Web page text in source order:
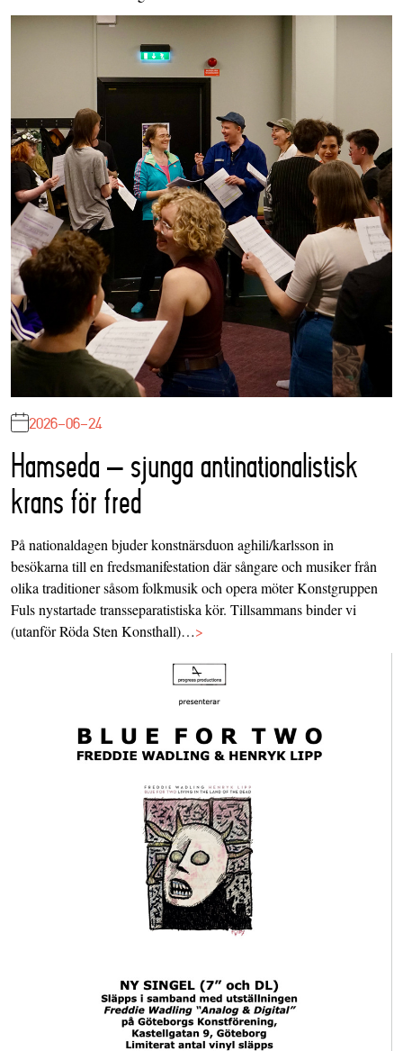
2026-06-24
Hamseda – sjunga antinationalistisk
krans för fred
På nationaldagen bjuder konstnärsduon aghili/karlsson in
besökarna till en fredsmanifestation där sångare och musiker från
olika traditioner såsom folkmusik och opera möter Konstgruppen
Fuls nystartade transseparatistiska kör. Tillsammans binder vi
(utanför Röda Sten Konsthall)…>